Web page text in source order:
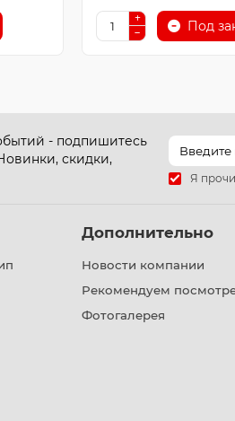
Под
- подпишитесь
скидки,
Я
Дополнительно
Новости компании
Рекомендуем
Фотогалерея